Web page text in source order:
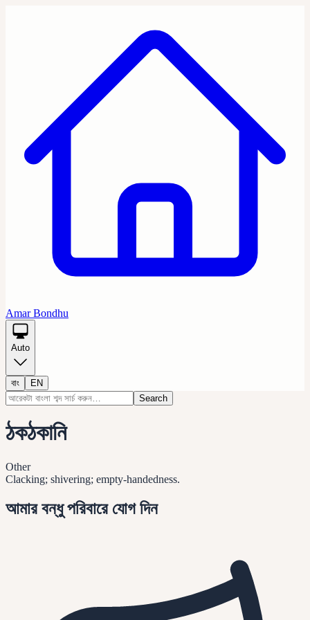
Amar Bondhu
Auto
বাং
EN
Search
ঠকঠকানি
Other
Clacking; shivering; empty-handedness.
আমার বন্ধু পরিবারে যোগ দিন